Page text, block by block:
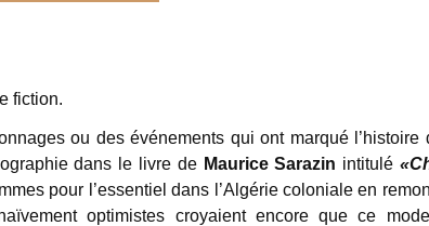
fiction.
ou des événements qui ont marqué l’histoire
dans le livre de Maurice Sarazin intitulé
pour l’essentiel dans l’Algérie coloniale en
optimistes croyaient encore que ce